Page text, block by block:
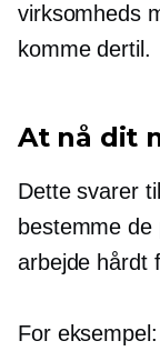
virksomheds
komme dertil.
At nå dit
Dette svarer
bestemme
arbejde hårdt
For eksempel: